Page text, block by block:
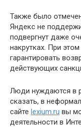
Также было
Яндекс не
подвергнут даже
накрутках. При
гарантировать
действующих
Люди нуждаются в
сказать, в
сайте lexium.ru вы
деятельности в